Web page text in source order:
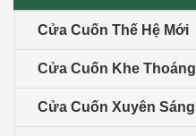
Cửa Cuốn Thế Hệ Mới
Cửa Cuốn Khe Thoáng
Cửa Cuốn Xuyên Sáng